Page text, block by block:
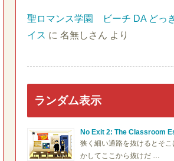
聖ロマンス学園 ビーチ DA どっ
イス に 名無しさん より
ランダム表示
No Exit 2: The Classroom
狭く細い通路を抜けるとそ
かしてここから抜けだ …